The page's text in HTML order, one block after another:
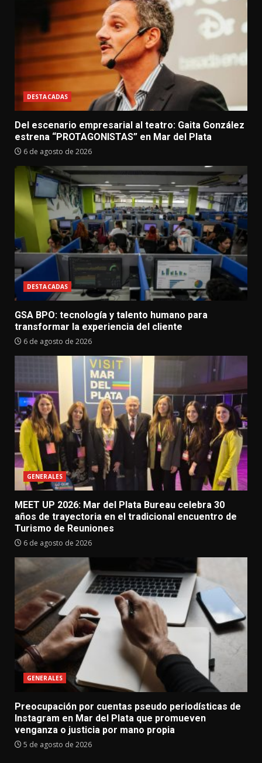
DESTACADAS
Del escenario empresarial al teatro: Gaita González
estrena “PROTAGONISTAS” en Mar del Plata
6 de agosto de 2026
DESTACADAS
GSA BPO: tecnología y talento humano para
transformar la experiencia del cliente
6 de agosto de 2026
GENERALES
MEET UP 2026: Mar del Plata Bureau celebra 30
años de trayectoria en el tradicional encuentro de
Turismo de Reuniones
6 de agosto de 2026
GENERALES
Preocupación por cuentas pseudo periodísticas de
Instagram en Mar del Plata que promueven
venganza o justicia por mano propia
5 de agosto de 2026